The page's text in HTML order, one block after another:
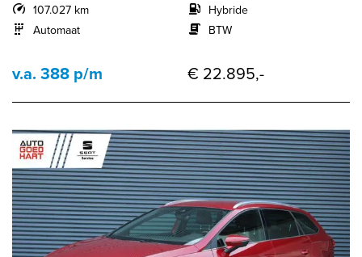
107.027 km
Automaat
Hybride
BTW
v.a. 388 p/m € 22.895,-